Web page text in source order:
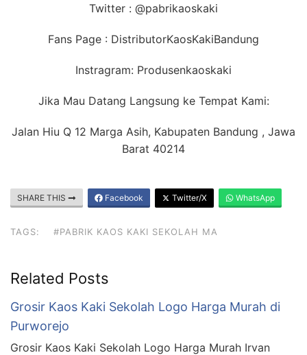
Twitter : @pabrikaoskaki
Fans Page : DistributorKaosKakiBandung
Instragram: Produsenkaoskaki
Jika Mau Datang Langsung ke Tempat Kami:
Jalan Hiu Q 12 Marga Asih, Kabupaten Bandung , Jawa
Barat 40214
SHARE THIS Facebook Twitter/X WhatsApp
TAGS: #PABRIK KAOS KAKI SEKOLAH MA
Related Posts
Grosir Kaos Kaki Sekolah Logo Harga Murah di
Purworejo
Grosir Kaos Kaki Sekolah Logo Harga Murah Irvan